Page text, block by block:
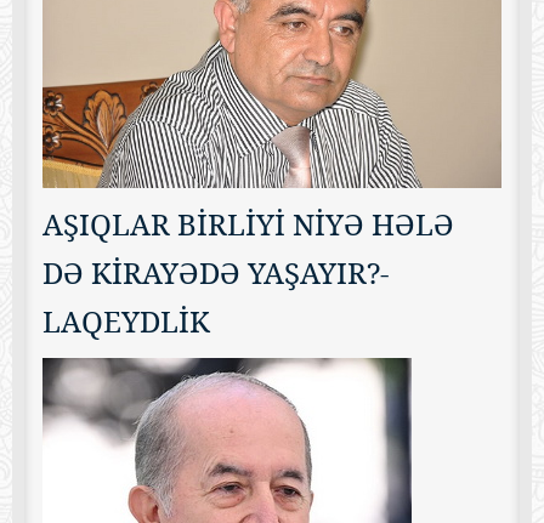
AŞIQLAR BİRLİYİ NİYƏ HƏLƏ
DƏ KİRAYƏDƏ YAŞAYIR?-
LAQEYDLİK